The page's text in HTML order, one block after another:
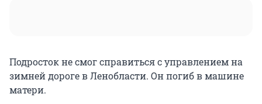
Подросток не смог справиться с управлением на
зимней дороге в Ленобласти. Он погиб в машине
матери.